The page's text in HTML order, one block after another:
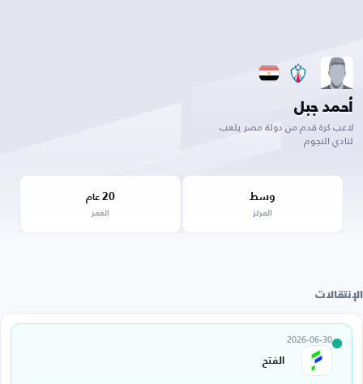
أحمد جبل
لاعب كرة قدم من دولة مصر يلعب
لنادي النجوم
وسط
المركز
20 عام
العمر
الإنتقالات
2026-06-30
الفتح